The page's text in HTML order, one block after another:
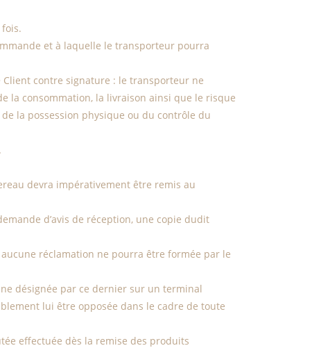
et à laquelle le transporteur pourra
contre signature : le transporteur ne
la consommation, la livraison ainsi que le risque
la possession physique ou du contrôle du
devra impérativement être remis au
d’avis de réception, une copie dudit
réclamation ne pourra être formée par le
désignée par ce dernier sur un terminal
lui être opposée dans le cadre de toute
effectuée dès la remise des produits